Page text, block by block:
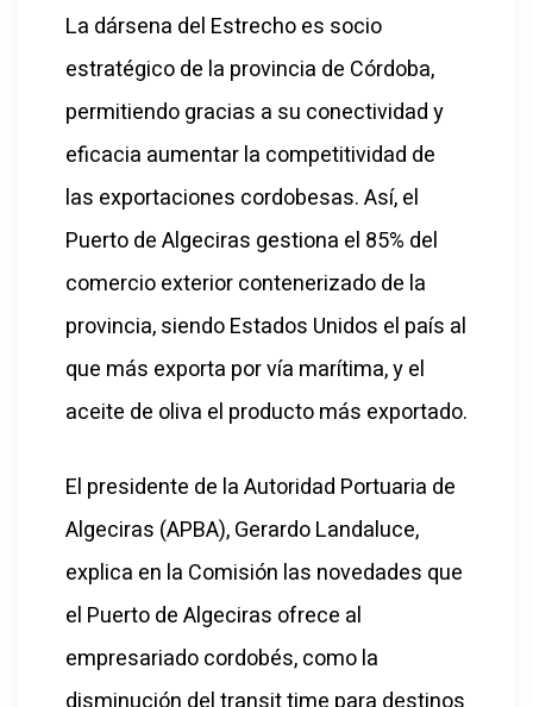
La dársena del Estrecho es socio
estratégico de la provincia de Córdoba,
permitiendo gracias a su conectividad y
eficacia aumentar la competitividad de
las exportaciones cordobesas. Así, el
Puerto de Algeciras gestiona el 85% del
comercio exterior contenerizado de la
provincia, siendo Estados Unidos el país al
que más exporta por vía marítima, y el
aceite de oliva el producto más exportado.
El presidente de la Autoridad Portuaria de
Algeciras (APBA), Gerardo Landaluce,
explica en la Comisión las novedades que
el Puerto de Algeciras ofrece al
empresariado cordobés, como la